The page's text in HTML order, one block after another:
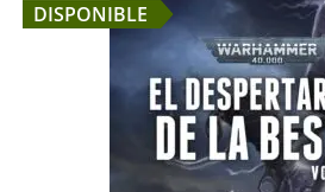
DISPONIBLE